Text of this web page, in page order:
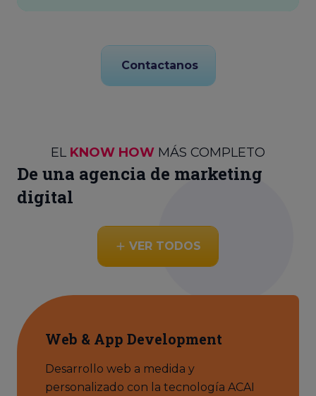
Contactanos
EL KNOW HOW MÁS COMPLETO
De una agencia de marketing
digital
VER TODOS
Web & App Development
Desarrollo web a medida y
personalizado con la tecnología ACAI